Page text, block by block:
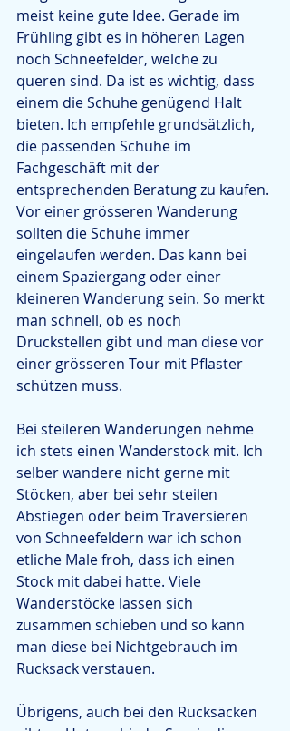
meist keine gute Idee. Gerade im
Frühling gibt es in höheren Lagen
noch Schneefelder, welche zu
queren sind. Da ist es wichtig, dass
einem die Schuhe genügend Halt
bieten. Ich empfehle grundsätzlich,
die passenden Schuhe im
Fachgeschäft mit der
entsprechenden Beratung zu kaufen.
Vor einer grösseren Wanderung
sollten die Schuhe immer
eingelaufen werden. Das kann bei
einem Spaziergang oder einer
kleineren Wanderung sein. So merkt
man schnell, ob es noch
Druckstellen gibt und man diese vor
einer grösseren Tour mit Pflaster
schützen muss.
Bei steileren Wanderungen nehme
ich stets einen Wanderstock mit. Ich
selber wandere nicht gerne mit
Stöcken, aber bei sehr steilen
Abstiegen oder beim Traversieren
von Schneefeldern war ich schon
etliche Male froh, dass ich einen
Stock mit dabei hatte. Viele
Wanderstöcke lassen sich
zusammen schieben und so kann
man diese bei Nichtgebrauch im
Rucksack verstauen.
Übrigens, auch bei den Rucksäcken